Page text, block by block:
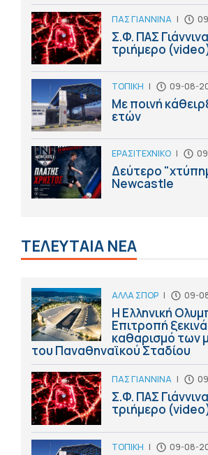
ΠΑΣ ΓΙΑΝΝΙΝΑ |
Σ.Φ. ΠΑΣ
τριήμερο
ΤΟΠΙΚΗ | 09-08-
Με ποινή
ετών
ΕΡΑΣΙΤΕΧΝΙΚΟ |
Δεύτερο
Newcastle
ΤΕΛΕΥΤΑΙΑ ΝΕΑ
ΑΛΛΑ ΣΠΟΡ | 09-
Η Ελληνική
Επιτροπή
καθαρισμό των
του Παναθηναϊκού Σταδίου
ΠΑΣ ΓΙΑΝΝΙΝΑ |
Σ.Φ. ΠΑΣ
τριήμερο
ΤΟΠΙΚΗ | 09-08-